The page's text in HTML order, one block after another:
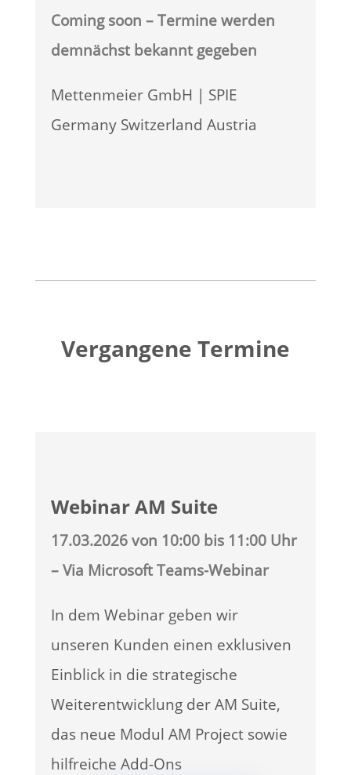
Coming soon – Termine werden
demnächst bekannt gegeben
Mettenmeier GmbH | SPIE
Germany Switzerland Austria
Vergangene Termine
Webinar AM Suite
17.03.2026 von 10:00 bis 11:00 Uhr
– Via Microsoft Teams-Webinar
In dem Webinar geben wir
unseren Kunden einen exklusiven
Einblick in die strategische
Weiterentwicklung der AM Suite,
das neue Modul AM Project sowie
hilfreiche Add-Ons